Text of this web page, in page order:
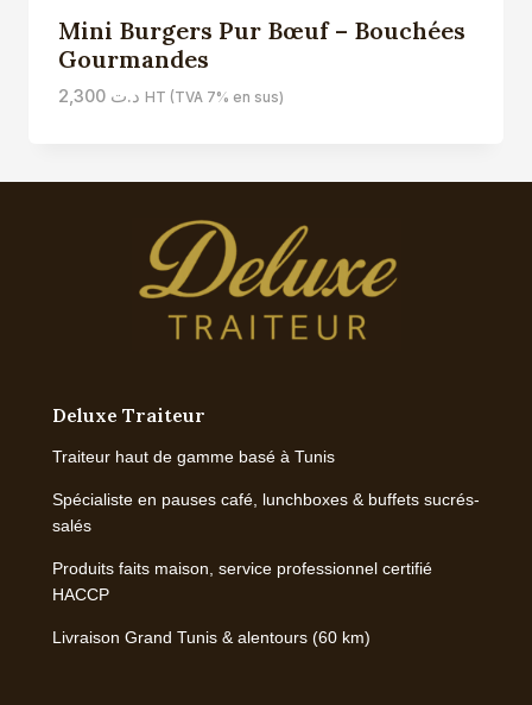
Mini Burgers Pur Bœuf – Bouchées
Gourmandes
د.ت 2,300 HT (TVA 7% en sus)
Deluxe Traiteur
Traiteur haut de gamme basé à Tunis
Spécialiste en pauses café, lunchboxes & buffets sucrés-
salés
Produits faits maison, service professionnel certifié
HACCP
Livraison Grand Tunis & alentours (60 km)